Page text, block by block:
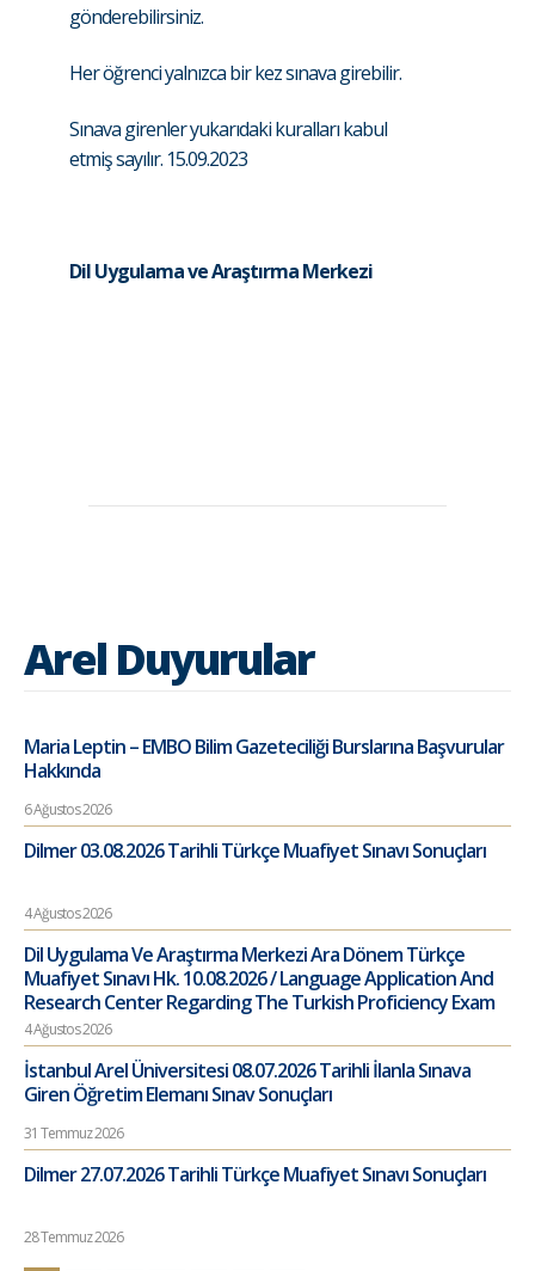
gönderebilirsiniz.
Her öğrenci yalnızca bir kez sınava girebilir.
Sınava girenler yukarıdaki kuralları kabul
etmiş sayılır. 15.09.2023
Dil Uygulama ve Araştırma Merkezi
Arel Duyurular
Maria Leptin – EMBO Bilim Gazeteciliği Burslarına Başvurular
Hakkında
6 Ağustos 2026
Dilmer 03.08.2026 Tarihli Türkçe Muafiyet Sınavı Sonuçları
4 Ağustos 2026
Dil Uygulama Ve Araştırma Merkezi Ara Dönem Türkçe
Muafiyet Sınavı Hk. 10.08.2026 / Language Application And
Research Center Regarding The Turkish Proficiency Exam
4 Ağustos 2026
İstanbul Arel Üniversitesi 08.07.2026 Tarihli İlanla Sınava
Giren Öğretim Elemanı Sınav Sonuçları
31 Temmuz 2026
Dilmer 27.07.2026 Tarihli Türkçe Muafiyet Sınavı Sonuçları
28 Temmuz 2026